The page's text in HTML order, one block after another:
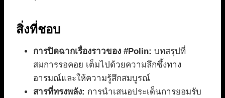
สิ่งที่ชอบ
การปิดฉากเรื่องราวของ #Polin: บทสรุปที่
สมการรอคอย เต็มไปด้วยความลึกซึ้งทาง
อารมณ์และให้ความรู้สึกสมบูรณ์
สารที่ทรงพลัง: การนำเสนอประเด็นการยอมรับ